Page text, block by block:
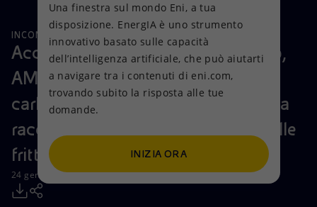
scopri EnergIA, la nostra nuova soluzione di intelligenza
artificiale.
Visione
Mission e valori
Persone e Partnership
Net Zero
Modello satellitare
Azioni
Diversificazione energetica
Tecnologie per la transizione
Collaborazioni per l'innovazione
Attività nel mondo
Prodotti
Casa
Imprese
Mobilità
INCONTRI E ACCORDI RAFFINAZIONE E BIORAFFINAZIONE
Accordo tra Eni, Comune di Taranto,
AMAT e AMIU: a Taranto il pieno
carburante di autobus e mezzi per la
raccolta dei rifiuti si fa con l’olio delle
fritture
24 gennaio 2019 - 14:33 CET
Una finestra sul mondo Eni, a tua
disposizione. EnergIA è uno strumento
innovativo basato sulle capacità
dell’intelligenza artificiale, che può aiutarti
a navigare tra i contenuti di eni.com,
trovando subito la risposta alle tue
domande.
INIZIA ORA